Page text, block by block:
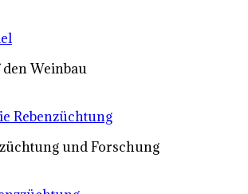
Weinbau
Rebenzüchtung
und Forschung